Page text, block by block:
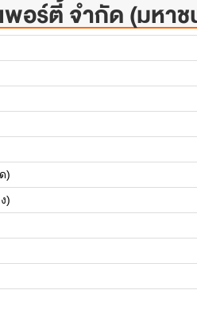
อร์ตี้ จำกัด (มหาช
)
)